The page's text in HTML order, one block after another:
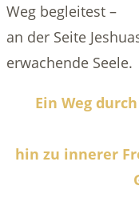
Weg begleitest –
an der Seite
erwachende Seele.
Ein Weg
hin zu innerer